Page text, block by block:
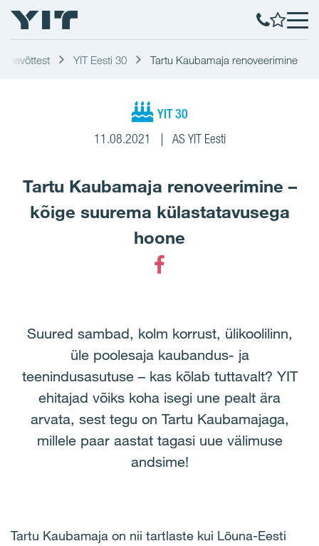
Ettevõttest YIT Eesti 30 Tartu Kaubamaja renoveerimine
YIT 30
11.08.2021 AS YIT Eesti
Tartu Kaubamaja renoveerimine –
kõige suurema külastatavusega
hoone
Suured sambad, kolm korrust, ülikoolilinn,
üle poolesaja kaubandus- ja
teenindusasutuse – kas kõlab tuttavalt? YIT
ehitajad võiks koha isegi une pealt ära
arvata, sest tegu on Tartu Kaubamajaga,
millele paar aastat tagasi uue välimuse
andsime!
Tartu Kaubamaja on nii tartlaste kui Lõuna-Eesti